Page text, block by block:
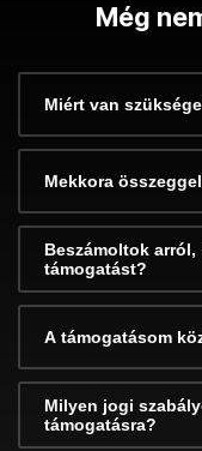
Még
Miért van
Mekkora
Beszámoltok
támogatást?
A támogatásom
Milyen jogi
támogatásra?